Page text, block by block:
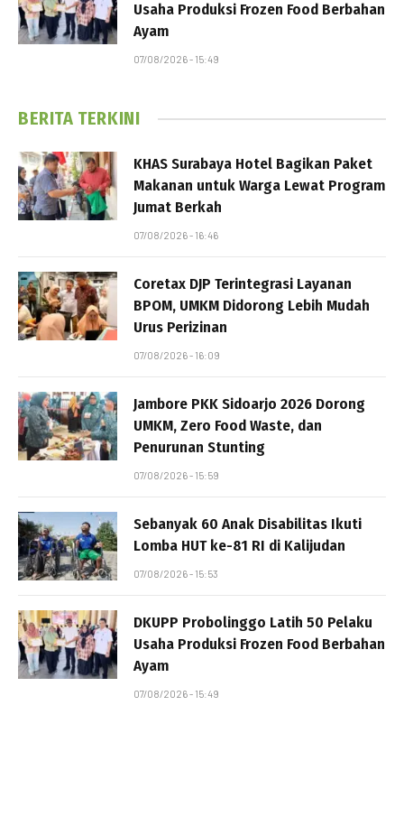
Usaha Produksi Frozen Food Berbahan
Ayam
07/08/2026 - 15:49
BERITA TERKINI
KHAS Surabaya Hotel Bagikan Paket
Makanan untuk Warga Lewat Program
Jumat Berkah
07/08/2026 - 16:46
Coretax DJP Terintegrasi Layanan
BPOM, UMKM Didorong Lebih Mudah
Urus Perizinan
07/08/2026 - 16:09
Jambore PKK Sidoarjo 2026 Dorong
UMKM, Zero Food Waste, dan
Penurunan Stunting
07/08/2026 - 15:59
Sebanyak 60 Anak Disabilitas Ikuti
Lomba HUT ke-81 RI di Kalijudan
07/08/2026 - 15:53
DKUPP Probolinggo Latih 50 Pelaku
Usaha Produksi Frozen Food Berbahan
Ayam
07/08/2026 - 15:49